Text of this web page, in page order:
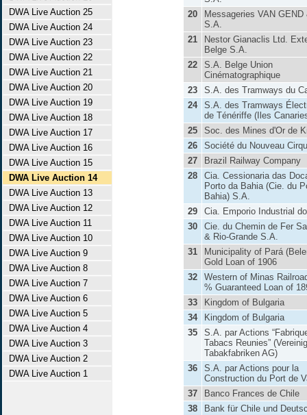
DWA Live Auction 25
DWA Live Auction 24
DWA Live Auction 23
DWA Live Auction 22
DWA Live Auction 21
DWA Live Auction 20
DWA Live Auction 19
DWA Live Auction 18
DWA Live Auction 17
DWA Live Auction 16
DWA Live Auction 15
DWA Live Auction 14
DWA Live Auction 13
DWA Live Auction 12
DWA Live Auction 11
DWA Live Auction 10
DWA Live Auction 9
DWA Live Auction 8
DWA Live Auction 7
DWA Live Auction 6
DWA Live Auction 5
DWA Live Auction 4
DWA Live Auction 3
DWA Live Auction 2
DWA Live Auction 1
20
Messageries VAN GEND
S.A.
21
Nestor Gianaclis Ltd.
Belge S.A.
22
S.A. Belge Union
Cinématographique
23
S.A. des Tramways du
24
S.A. des Tramways
de Ténériffe (Iles
25
Soc. des Mines d'Or de
26
Société du Nouveau
27
Brazil Railway Company
28
Cia. Cessionaria das
Porto da Bahia (Cie. du
Bahia) S.A.
29
Cia. Emporio Industrial
30
Cie. du Chemin de Fer
& Rio-Grande S.A.
31
Municipality of Pará
Gold Loan of 1906
32
Western of Minas
% Guaranteed Loan of
33
Kingdom of Bulgaria
34
Kingdom of Bulgaria
35
S.A. par Actions
Tabacs Reunies”
Tabakfabriken AG)
36
S.A. par Actions pour la
Construction du Port de
37
Banco Frances de Chile
38
Bank für Chile und